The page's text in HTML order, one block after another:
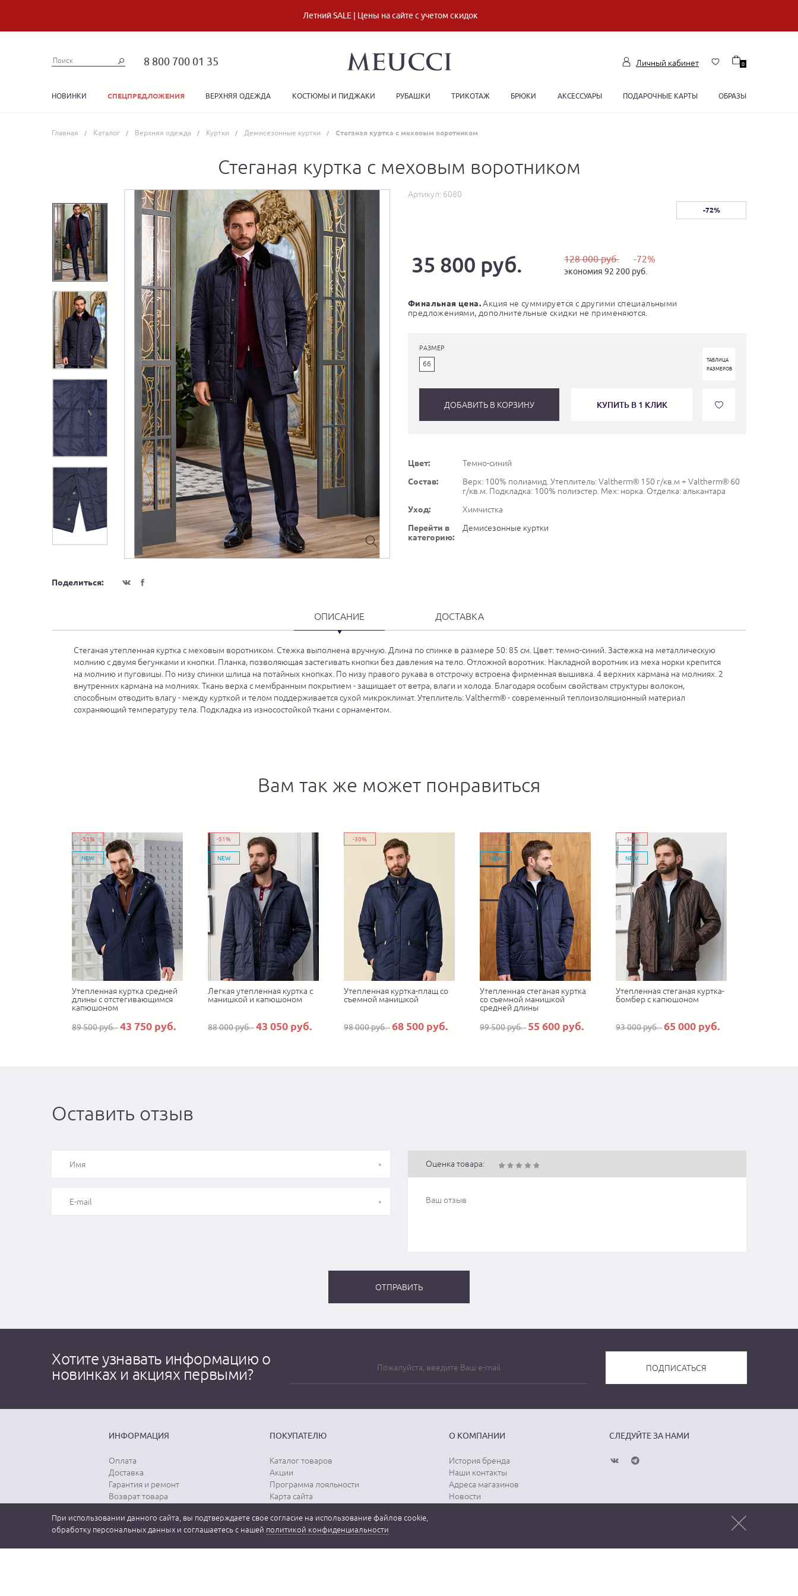
Летний SALE | Цены на сайте с учетом скидок
8 800 700 01 35 Личный кабинет 0
НОВИНКИ СПЕЦПРЕДЛОЖЕНИЯ ВЕРХНЯЯ ОДЕЖДА КОСТЮМЫ И ПИДЖАКИ РУБАШКИ ТРИКОТАЖ БРЮКИ АКСЕССУАРЫ ПОДАРОЧНЫЕ КАРТЫ ОБРАЗЫ
Главная Каталог Верхняя одежда Куртки Демисезонные куртки Стеганая куртка с меховым воротником
Стеганая куртка с меховым воротником
Поделиться:
Артикул: 6080
-72%
35 800 руб. 128 000 руб. -72%
экономия 92 200 руб.
Финальная цена.Акция не суммируется с другими специальными
предложениями, дополнительные скидки не применяются.
РАЗМЕР
66
ТАБЛИЦА
РАЗМЕРОВ
ДОБАВИТЬ В КОРЗИНУ КУПИТЬ В 1 КЛИК
Цвет:
Темно-синий
Состав:
Верх: 100% полиамид. Утеплитель: Valtherm® 150 г/кв.м + Valtherm® 60
г/кв.м. Подкладка: 100% полиэстер. Мех: норка. Отделка: алькантара
Уход:
Химчистка
Перейти в
категорию:
Демисезонные куртки
ОПИСАНИЕ ДОСТАВКА
Стеганая утепленная куртка с меховым воротником. Стежка выполнена вручную. Длина по спинке в размере 50: 85 см. Цвет: темно-синий. Застежка на металлическую
молнию с двумя бегунками и кнопки. Планка, позволяющая застегивать кнопки без давления на тело. Отложной воротник. Накладной воротник из меха норки крепится
на молнию и пуговицы. По низу спинки шлица на потайных кнопках. По низу правого рукава в отстрочку встроена фирменная вышивка. 4 верхних кармана на молниях. 2
внутренних кармана на молниях. Ткань верха с мембранным покрытием - защищает от ветра, влаги и холода. Благодаря особым свойствам структуры волокон,
способным отводить влагу - между курткой и телом поддерживается сухой микроклимат. Утеплитель: Valtherm® - современный теплоизоляционный материал
сохраняющий температуру тела. Подкладка из износостойкой ткани с орнаментом.
Вам так же может понравиться
-51%
NEW
Утепленная куртка средней
длины с отстегивающимся
капюшоном
89 500 руб.43 750 руб.
-51%
NEW
Легкая утепленная куртка с
манишкой и капюшоном
88 000 руб.43 050 руб.
-30%
Утепленная куртка-плащ со
съемной манишкой
98 000 руб.68 500 руб.
-44%
NEW
Утепленная стеганая куртка
со съемной манишкой
средней длины
99 500 руб. 55 600 руб.
-30%
NEW
Утепленная стеганая куртка-
бомбер с капюшоном
93 000 руб.65 000 руб.
Оставить отзыв
Оценка товара:
Хотите узнавать информацию о
новинках и акциях первыми?
ИНФОРМАЦИЯ
Оплата
Доставка
Гарантия и ремонт
Возврат товара
Уход за одеждой
ПОКУПАТЕЛЮ
Каталог товаров
Акции
Программа лояльности
Карта сайта
Отзывы о товарах
О КОМПАНИИ
История бренда
Наши контакты
Адреса магазинов
Новости
СЛЕДУЙТЕ ЗА НАМИ
При использовании данного сайта, вы подтверждаете свое согласие на использование файлов cookie,
обработку персональных данных и соглашаетесь с нашей политикой конфиденциальности